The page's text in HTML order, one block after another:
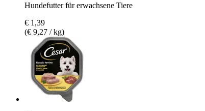
Hundefutter für erwachsene Tiere
€ 1,39
(€ 9,27 / kg)